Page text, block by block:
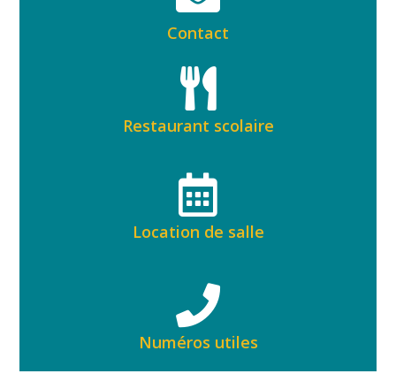
Contact
Restaurant scolaire
Location de salle
Numéros utiles